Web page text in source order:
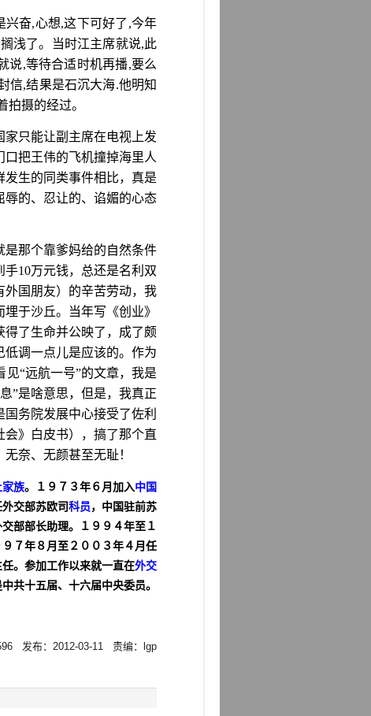
兴奋,心想,这下可好了 ,今年
浅了。当时江主席就说,此
说,等待合适时机再播,要么
信,结果是石沉大海.他明知
拍摄的经过。
只能让副主席在电视上发
把王伟的飞机撞掉海里人
生的同类事件相比，真是
辱的、忍让的、谄媚的心态
那个靠爹妈给的自然条件
手10万元钱，总还是名利双
外国朋友）的辛苦劳动，我
于沙丘。当年写《创业》
了生命并公映了，成了颇
调一点儿是应该的。作为
“远航一号”的文章，我是
”是啥意思，但是，我真正
务院发展中心接受了佐利
》白皮书），搞了那个直
奈、无颜甚至无耻！
家族。１９７３年６月加入中国
交部苏欧司 科员 ，中国驻前苏
交部部长助理。１９９４年至１
７年８月至２００３年４月任
。参加工作以来就一直在外交
共十五届、十六届中央委员。
发布：2012-03-11 责编：lgp